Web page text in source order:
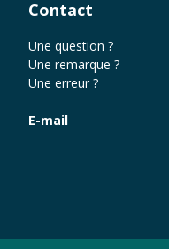
Contact
Une question ?
Une remarque ?
Une erreur ?
E-mail